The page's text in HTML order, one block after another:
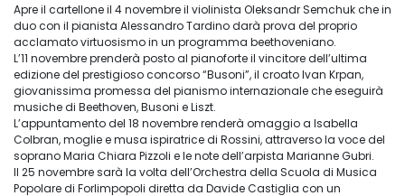
Apre il cartellone il 4 novembre il violinista Oleksandr Semchuk che in
duo con il pianista Alessandro Tardino darà prova del proprio
acclamato virtuosismo in un programma beethoveniano.
L’11 novembre prenderà posto al pianoforte il vincitore dell’ultima
edizione del prestigioso concorso “Busoni”, il croato Ivan Krpan,
giovanissima promessa del pianismo internazionale che eseguirà
musiche di Beethoven, Busoni e Liszt.
L’appuntamento del 18 novembre renderà omaggio a Isabella
Colbran, moglie e musa ispiratrice di Rossini, attraverso la voce del
soprano Maria Chiara Pizzoli e le note dell’arpista Marianne Gubri.
Il 25 novembre sarà la volta dell’Orchestra della Scuola di Musica
Popolare di Forlimpopoli diretta da Davide Castiglia con un